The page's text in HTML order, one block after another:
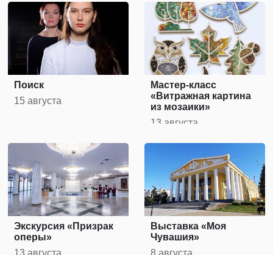
Поиск
15 августа
Мастер-класс
«Витражная картина
из мозаики»
13 августа
Экскурсия «Призрак
оперы»
13 августа
Выставка «Моя
Чувашия»
8 августа